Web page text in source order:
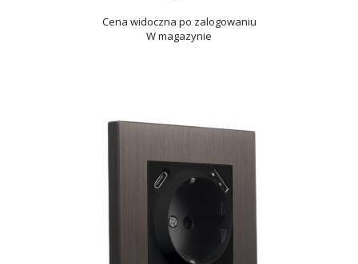
Cena widoczna po zalogowaniu
W magazynie